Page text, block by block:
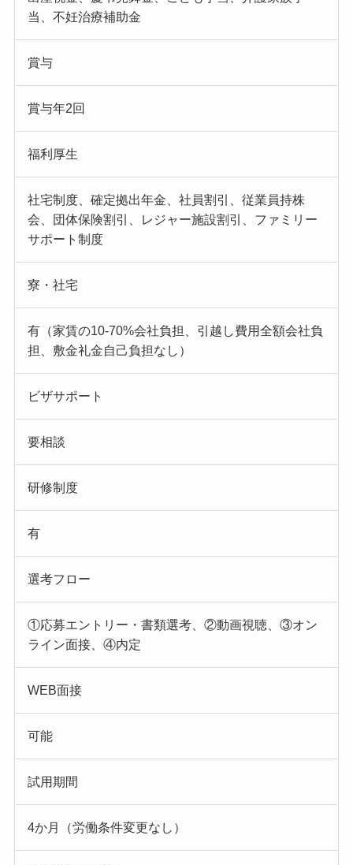
当、不妊治療補助金
賞与
賞与年2回
福利厚生
社宅制度、確定拠出年金、社員割引、従業員持株
会、団体保険割引、レジャー施設割引、ファミリー
サポート制度
寮・社宅
有（家賃の10-70%会社負担、引越し費用全額会社負
担、敷金礼金自己負担なし）
ビザサポート
要相談
研修制度
有
選考フロー
①応募エントリー・書類選考、②動画視聴、③オン
ライン面接、④内定
WEB面接
可能
試用期間
4か月（労働条件変更なし）